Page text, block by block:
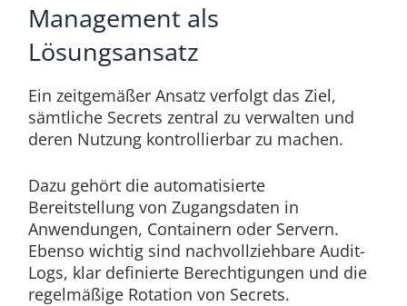
Management als
Lösungsansatz
Ein zeitgemäßer Ansatz verfolgt das Ziel,
sämtliche Secrets zentral zu verwalten und
deren Nutzung kontrollierbar zu machen.
Dazu gehört die automatisierte
Bereitstellung von Zugangsdaten in
Anwendungen, Containern oder Servern.
Ebenso wichtig sind nachvollziehbare Audit-
Logs, klar definierte Berechtigungen und die
regelmäßige Rotation von Secrets.